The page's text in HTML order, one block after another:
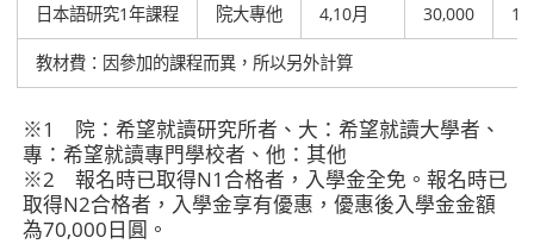
日本語研究1年課程 院大專他 4,10月 30,000
教材費：因參加的課程而異，所以另外計算
※1 院：希望就讀研究所者、大：希望就讀大學者、
專：希望就讀專門學校者、他：其他
※2 報名時已取得N1合格者，入學金全免。報名時已
取得N2合格者，入學金享有優惠，優惠後入學金金額
為70,000日圓。